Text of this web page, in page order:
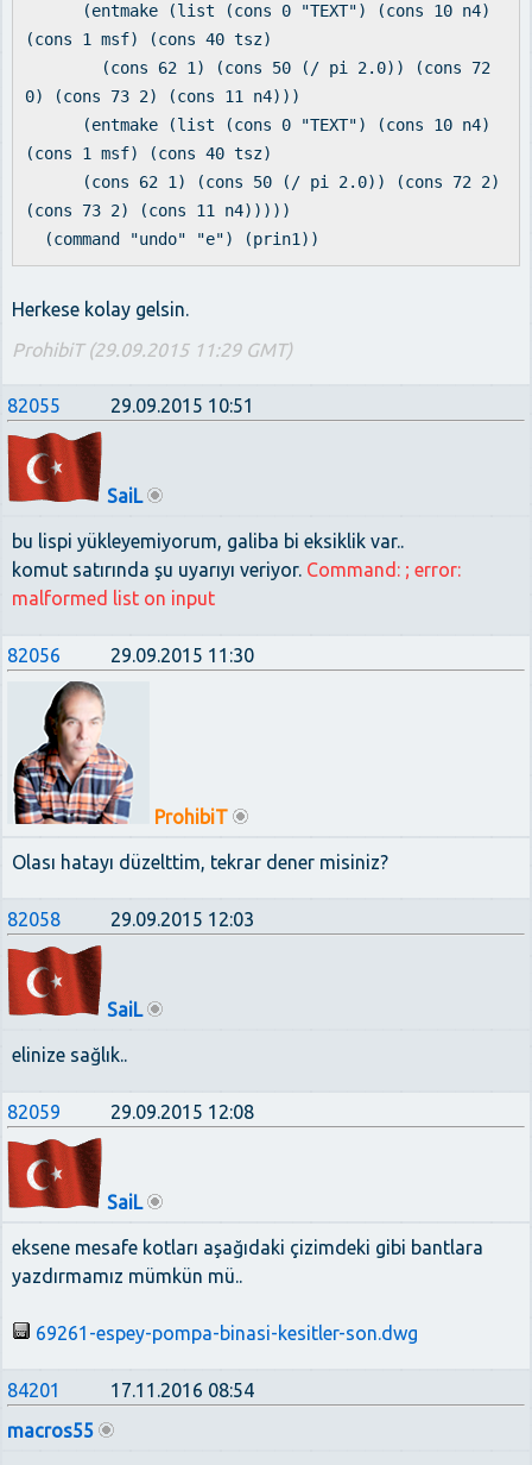
(entmake (list (cons 0 "TEXT") (cons 10 n4)
(cons 1 msf) (cons 40 tsz)
(cons 62 1) (cons 50 (/ pi 2.0)) (cons 72
0) (cons 73 2) (cons 11 n4)))
(entmake (list (cons 0 "TEXT") (cons 10 n4)
(cons 1 msf) (cons 40 tsz)
(cons 62 1) (cons 50 (/ pi 2.0)) (cons 72 2)
(cons 73 2) (cons 11 n4)))))
(command "undo" "e") (prin1))
Herkese kolay gelsin.
ProhibiT (29.09.2015 11:29 GMT)
82055 29.09.2015 10:51
SaiL
bu lispi yükleyemiyorum, galiba bi eksiklik var..
komut satırında şu uyarıyı veriyor. Command: ; error:
malformed list on input
82056 29.09.2015 11:30
ProhibiT
Olası hatayı düzelttim, tekrar dener misiniz?
82058 29.09.2015 12:03
SaiL
elinize sağlık..
82059 29.09.2015 12:08
SaiL
eksene mesafe kotları aşağıdaki çizimdeki gibi bantlara
yazdırmamız mümkün mü..
69261-espey-pompa-binasi-kesitler-son.dwg
84201
17.11.2016 08:54
macros55